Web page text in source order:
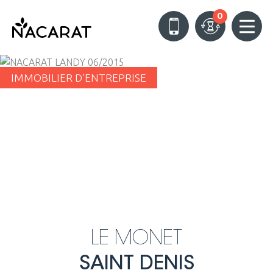
0
IMMOBILIER D'ENTREPRISE
LE MONET
SAINT DENIS